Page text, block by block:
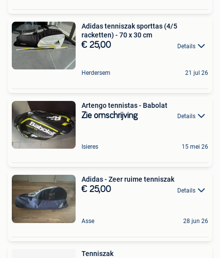
Adidas tenniszak sporttas (4/5
racketten) - 70 x 30 cm
€ 25,00 Details
Herdersem 21 jul 26
Artengo tennistas - Babolat
Zie omschrijving Details
Isieres 15 mei 26
Adidas - Zeer ruime tenniszak
€ 25,00 Details
Asse 28 jun 26
Tenniszak